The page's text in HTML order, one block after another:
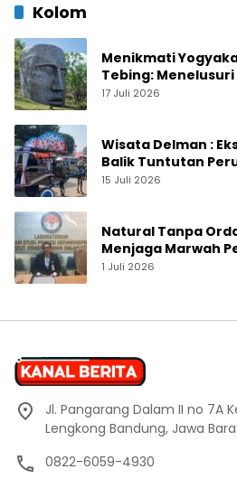
Kolom
Menikmati
Tebing: Menelusuri
Jogja yang Sedang
17 Juli 2026
Wisata Delman :
Balik Tuntutan
15 Juli 2026
Natural Tanpa
Menjaga Marwah
1 Juli 2026
Jl. Pangarang Dalam II no 7A
Lengkong Bandung, Jawa
0822-6059-4930